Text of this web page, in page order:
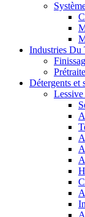
Industries Du
Détergents et